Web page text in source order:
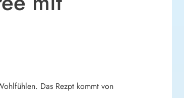
Das Rezpt kommt von